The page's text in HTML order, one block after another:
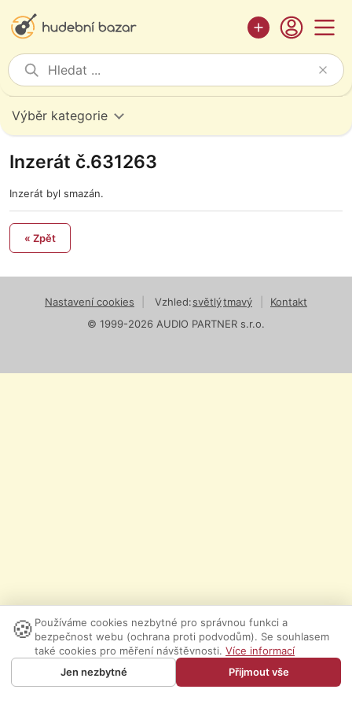
Výběr kategorie
Inzerát č.631263
Inzerát byl smazán.
« Zpět
Nastavení cookies Vzhled:světlýtmavý
Kontakt
© 1999-2026 AUDIO PARTNER s.r.o.
🍪 Používáme cookies nezbytné pro správnou funkci a
bezpečnost webu (ochrana proti podvodům). Se souhlasem
také cookies pro měření návštěvnosti. Více informací
Jen nezbytné
Přijmout vše